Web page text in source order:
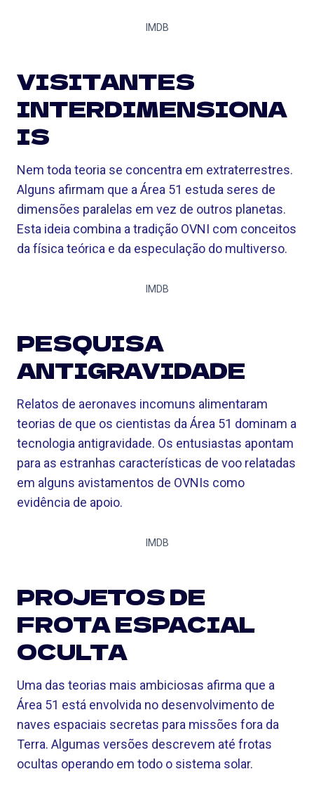
IMDB
VISITANTES
INTERDIMENSIONA
IS
Nem toda teoria se concentra em extraterrestres.
Alguns afirmam que a Área 51 estuda seres de
dimensões paralelas em vez de outros planetas.
Esta ideia combina a tradição OVNI com conceitos
da física teórica e da especulação do multiverso.
IMDB
PESQUISA
ANTIGRAVIDADE
Relatos de aeronaves incomuns alimentaram
teorias de que os cientistas da Área 51 dominam a
tecnologia antigravidade. Os entusiastas apontam
para as estranhas características de voo relatadas
em alguns avistamentos de OVNIs como
evidência de apoio.
IMDB
PROJETOS DE
FROTA ESPACIAL
OCULTA
Uma das teorias mais ambiciosas afirma que a
Área 51 está envolvida no desenvolvimento de
naves espaciais secretas para missões fora da
Terra. Algumas versões descrevem até frotas
ocultas operando em todo o sistema solar.